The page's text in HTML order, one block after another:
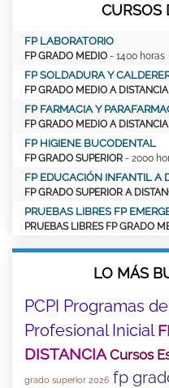
CURSOS
FP LABORATORIO
FP GRADO MEDIO - 1400 horas
FP SOLDADURA Y
FP GRADO MEDIO A DISTANCIA
FP FARMACIA Y
FP GRADO MEDIO A DISTANCIA
FP HIGIENE BUCODENTAL
FP GRADO SUPERIOR - 2000
FP EDUCACIÓN INFANTIL A
FP GRADO SUPERIOR A
PRUEBAS LIBRES FP
PRUEBAS LIBRES FP GRADO
LO MÁS
PCPI Programas
Profesional Inicial
DISTANCIA Cursos
grado superior 2026 fp